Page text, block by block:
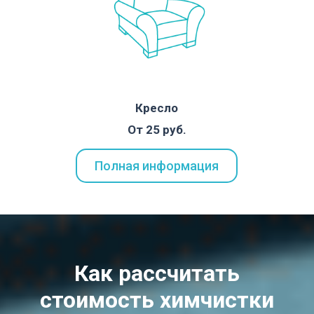
Кресло
От 25 руб.
Полная информация
Как рассчитать
стоимость химчистки